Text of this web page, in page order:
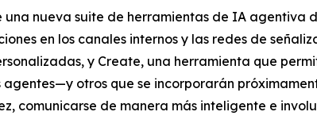
nueva suite de herramientas de IA agentiva
en los canales internos y las redes de
y Create, una herramienta que
otros que se incorporarán
comunicarse de manera más inteligente e